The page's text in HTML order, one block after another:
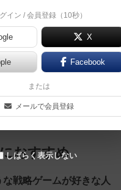
ムだ
れたカードの上でコマを
ードをロックしろ
、守るのか、はたまた干
し抜くのか
、将棋を合わせたような
おすすめ
な戦略ゲームが好きな人
イン / 会員登録（10秒）
X
Facebook
または
メールで会員登録
しばらく表示しない